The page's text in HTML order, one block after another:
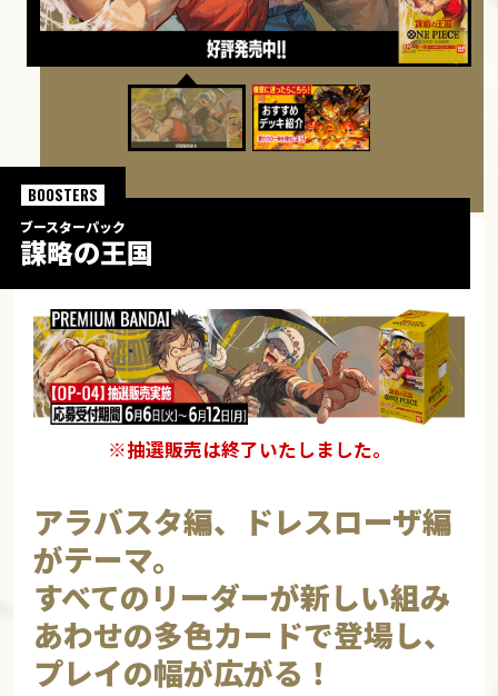
ブースターパック
謀略の王国
BOOSTERS
※抽選販売は終了いたしました。
アラバスタ編、ドレスローザ編
がテーマ。
すべてのリーダーが新しい組み
あわせの多色カードで登場し、
プレイの幅が広がる！